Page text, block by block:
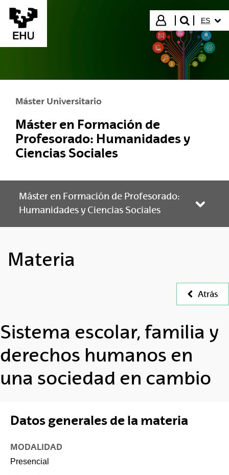
Saltar al contenido principal
Iniciar sesión
buscar"
ES
Máster Universitario
Máster en Formación de
Profesorado: Humanidades y
Ciencias Sociales
Máster en Formación de Profesorado:
Humanidades y Ciencias Sociales
Materia
Atrás
Sistema escolar, familia y
derechos humanos en
una sociedad en cambio
Datos generales de la materia
MODALIDAD
Presencial